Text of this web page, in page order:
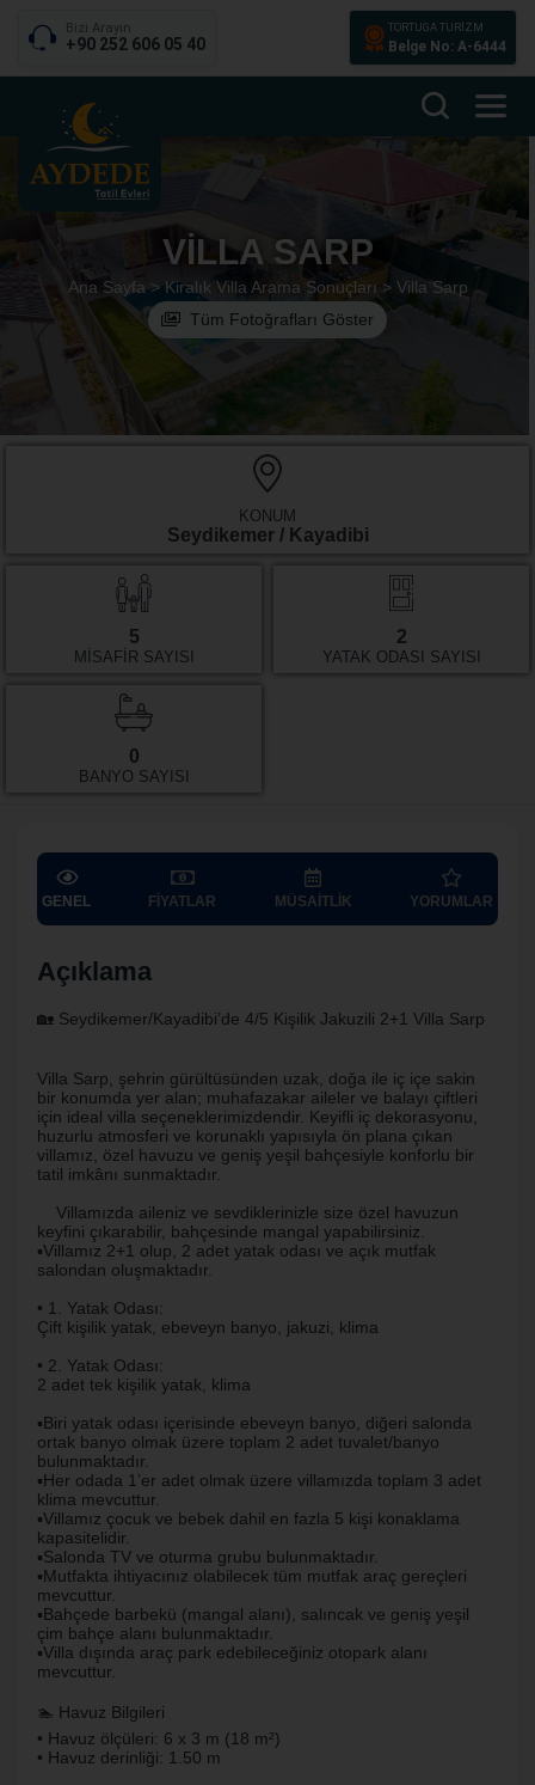
Bizi Arayın
+90 252 606 05 40
TORTUGA TURİZM
Belge No: A-6444
VILLA SARP
Ana Sayfa > Kiralık Villa Arama Sonuçları > Villa Sarp
Tüm Fotoğrafları Göster
KONUM
Seydikemer / Kayadibi
5
MISAFIR SAYISI
2
YATAK ODASI SAYISI
0
BANYO SAYISI
GENEL FIYATLAR MÜSAITLIK YORUMLAR
Açıklama
🏡 Seydikemer/Kayadibi’de 4/5 Kişilik Jakuzili 2+1 Villa Sarp
Villa Sarp, şehrin gürültüsünden uzak, doğa ile iç içe sakin
bir konumda yer alan; muhafazakar aileler ve balayı çiftleri
için ideal villa seçeneklerimizdendir. Keyifli iç dekorasyonu,
huzurlu atmosferi ve korunaklı yapısıyla ön plana çıkan
villamız, özel havuzu ve geniş yeşil bahçesiyle konforlu bir
tatil imkânı sunmaktadır.
Villamızda aileniz ve sevdiklerinizle size özel havuzun
keyfini çıkarabilir, bahçesinde mangal yapabilirsiniz.
▪️Villamız 2+1 olup, 2 adet yatak odası ve açık mutfak
salondan oluşmaktadır.
• 1. Yatak Odası:
Çift kişilik yatak, ebeveyn banyo, jakuzi, klima
• 2. Yatak Odası:
2 adet tek kişilik yatak, klima
▪️Biri yatak odası içerisinde ebeveyn banyo, diğeri salonda
ortak banyo olmak üzere toplam 2 adet tuvalet/banyo
bulunmaktadır.
▪️Her odada 1’er adet olmak üzere villamızda toplam 3 adet
klima mevcuttur.
▪️Villamız çocuk ve bebek dahil en fazla 5 kişi konaklama
kapasitelidir.
▪️Salonda TV ve oturma grubu bulunmaktadır.
▪️Mutfakta ihtiyacınız olabilecek tüm mutfak araç gereçleri
mevcuttur.
▪️Bahçede barbekü (mangal alanı), salıncak ve geniş yeşil
çim bahçe alanı bulunmaktadır.
▪️Villa dışında araç park edebileceğiniz otopark alanı
mevcuttur.
🏊 Havuz Bilgileri
• Havuz ölçüleri: 6 x 3 m (18 m²)
• Havuz derinliği: 1.50 m